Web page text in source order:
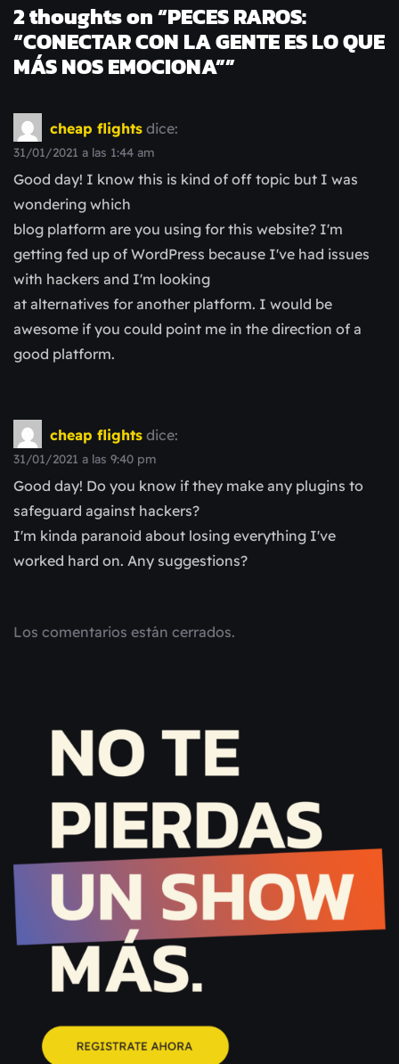
2 thoughts on “PECES RAROS:
“CONECTAR CON LA GENTE ES LO QUE
MÁS NOS EMOCIONA””
cheap flights dice:
31/01/2021 a las 1:44 am
Good day! I know this is kind of off topic but I was
wondering which
blog platform are you using for this website? I'm
getting fed up of WordPress because I've had issues
with hackers and I'm looking
at alternatives for another platform. I would be
awesome if you could point me in the direction of a
good platform.
cheap flights dice:
31/01/2021 a las 9:40 pm
Good day! Do you know if they make any plugins to
safeguard against hackers?
I'm kinda paranoid about losing everything I've
worked hard on. Any suggestions?
Los comentarios están cerrados.